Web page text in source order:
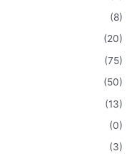
(8)
(20)
(75)
(50)
(13)
(0)
(3)